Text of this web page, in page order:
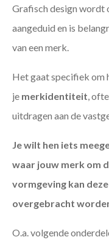
Grafisch design wordt
aangeduid en is
van een merk.
Het gaat specifiek om
je merkidentiteit ,
uitdragen aan de
Je wilt hen iets
waar jouw merk om
vormgeving kan
overgebracht
O.a. volgende